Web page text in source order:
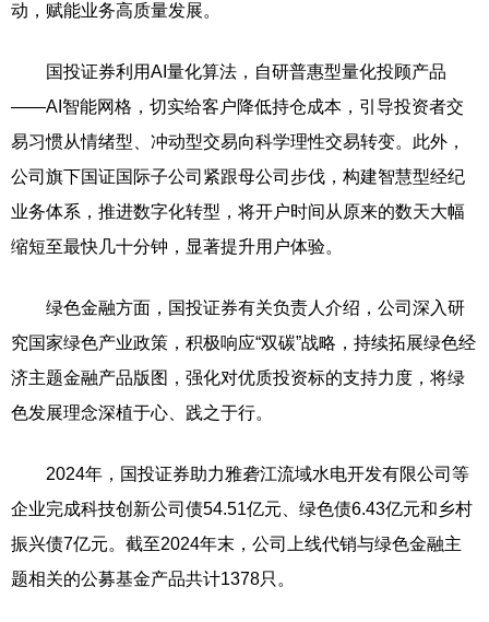
动，赋能业务高质量发展。
国投证券利用AI量化算法，自研普惠型量化投顾产品
——AI智能网格，切实给客户降低持仓成本，引导投资者交
易习惯从情绪型、冲动型交易向科学理性交易转变。此外，
公司旗下国证国际子公司紧跟母公司步伐，构建智慧型经纪
业务体系，推进数字化转型，将开户时间从原来的数天大幅
缩短至最快几十分钟，显著提升用户体验。
绿色金融方面，国投证券有关负责人介绍，公司深入研
究国家绿色产业政策，积极响应“双碳”战略，持续拓展绿色经
济主题金融产品版图，强化对优质投资标的支持力度，将绿
色发展理念深植于心、践之于行。
2024年，国投证券助力雅砻江流域水电开发有限公司等
企业完成科技创新公司债54.51亿元、绿色债6.43亿元和乡村
振兴债7亿元。截至2024年末，公司上线代销与绿色金融主
题相关的公募基金产品共计1378只。